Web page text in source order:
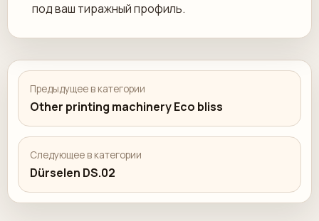
под ваш тиражный профиль.
Предыдущее в категории
Other printing machinery Eco bliss
Следующее в категории
Dürselen DS.02